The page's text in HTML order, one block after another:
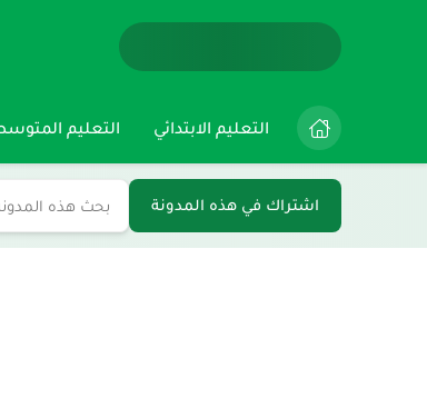
التعليم الابتدائي التعليم
اشتراك في هذه المدونة